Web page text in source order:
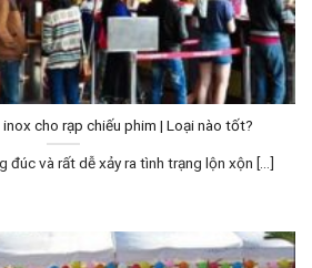
cho rạp chiếu phim | Loại nào tốt?
đúc và rất dễ xảy ra tình trạng lộn xộn [...]